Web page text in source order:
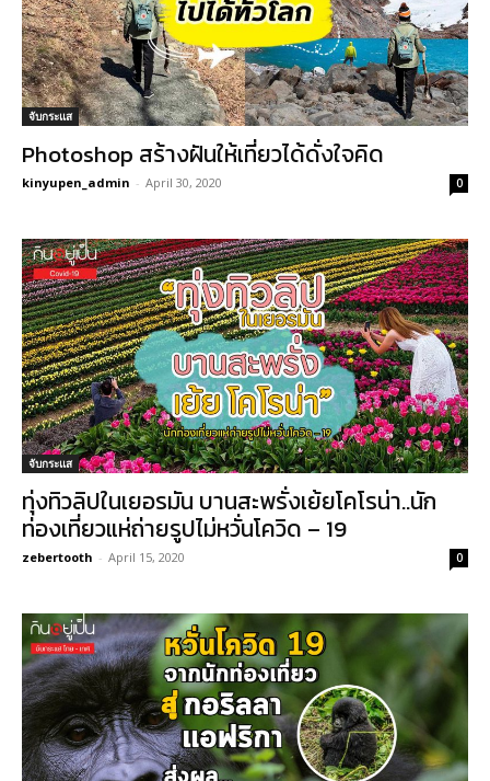
จับกระแส
Photoshop สร้างฝันให้เที่ยวได้ดั่งใจคิด
kinyupen_admin - April 30, 2020 0
จับกระแส
ทุ่งทิวลิปในเยอรมัน บานสะพรั่งเย้ยโคโรน่า..นัก
ท่องเที่ยวแห่ถ่ายรูปไม่หวั่นโควิด – 19
zebertooth - April 15, 2020 0